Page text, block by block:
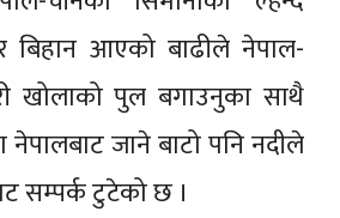
बिहान आएको बाढीले नेपाल-
खोलाको पुल बगाउनुका साथै
नेपालबाट जाने बाटो पनि नदीले
सम्पर्क टुटेको छ ।